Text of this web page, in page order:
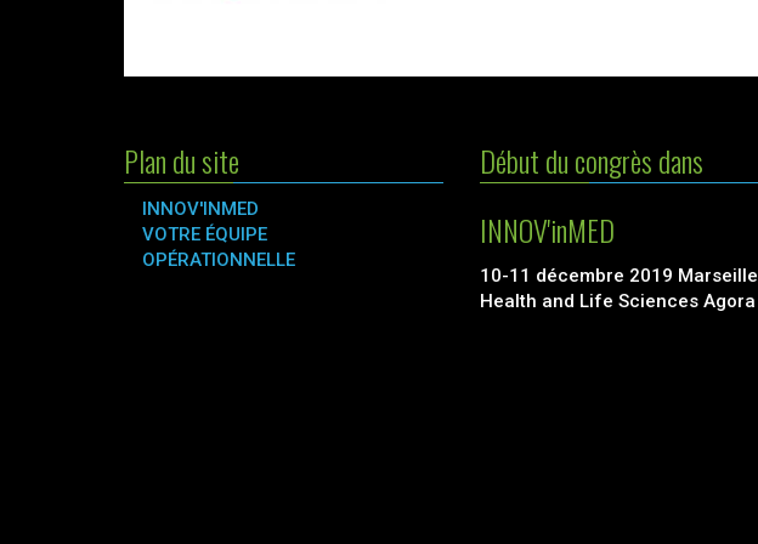
Plan du site
INNOV'INMED
VOTRE ÉQUIPE
OPÉRATIONNELLE
Début du congrès dans
INNOV'inMED
10-11 décembre 2019 Marseille
Health and Life Sciences Agora